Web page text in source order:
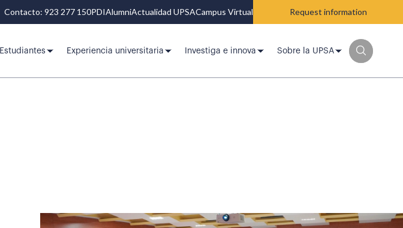
Contacto: 923 277 150PDIAlumniActualidad UPSACampus Virtual Request information
Estudiantes Experiencia universitaria Investiga e innova Sobre la UPSA